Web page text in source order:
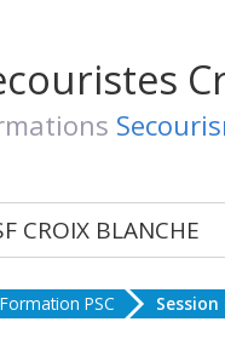
CROIX BLANCHE
Formation PSC Session